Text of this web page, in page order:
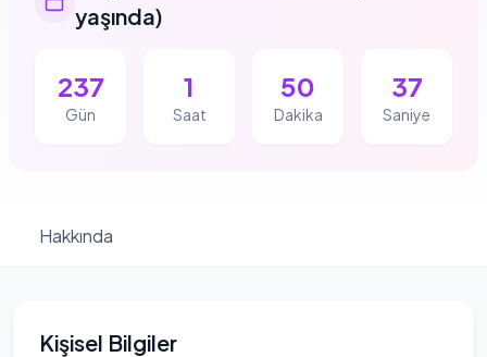
yaşında)
237
Gün
1
Saat
50
Dakika
36
Saniye
Hakkında
Kişisel Bilgiler